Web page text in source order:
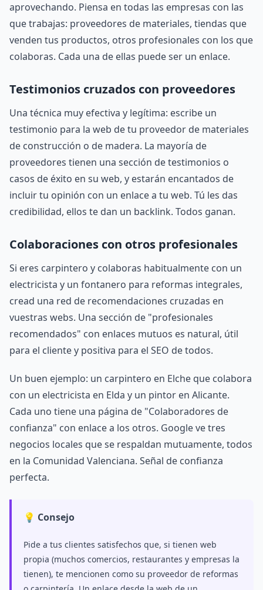
aprovechando. Piensa en todas las empresas con las
que trabajas: proveedores de materiales, tiendas que
venden tus productos, otros profesionales con los que
colaboras. Cada una de ellas puede ser un enlace.
Testimonios cruzados con proveedores
Una técnica muy efectiva y legítima: escribe un
testimonio para la web de tu proveedor de materiales
de construcción o de madera. La mayoría de
proveedores tienen una sección de testimonios o
casos de éxito en su web, y estarán encantados de
incluir tu opinión con un enlace a tu web. Tú les das
credibilidad, ellos te dan un backlink. Todos ganan.
Colaboraciones con otros profesionales
Si eres carpintero y colaboras habitualmente con un
electricista y un fontanero para reformas integrales,
cread una red de recomendaciones cruzadas en
vuestras webs. Una sección de "profesionales
recomendados" con enlaces mutuos es natural, útil
para el cliente y positiva para el SEO de todos.
Un buen ejemplo: un carpintero en Elche que colabora
con un electricista en Elda y un pintor en Alicante.
Cada uno tiene una página de "Colaboradores de
confianza" con enlace a los otros. Google ve tres
negocios locales que se respaldan mutuamente, todos
en la Comunidad Valenciana. Señal de confianza
perfecta.
💡 Consejo
Pide a tus clientes satisfechos que, si tienen web
propia (muchos comercios, restaurantes y empresas la
tienen), te mencionen como su proveedor de reformas